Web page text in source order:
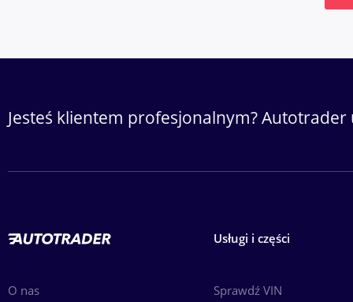
Jesteś klientem profesjonalnym?
O nas
Usługi i części
Sprawdź VIN